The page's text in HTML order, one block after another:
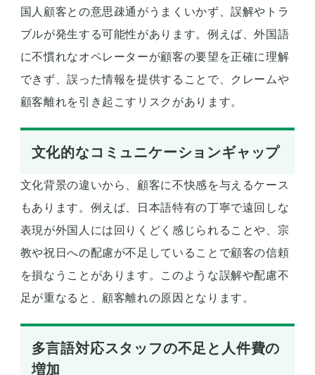
国人顧客との意思疎通がうまくいかず、誤解やトラ
ブルが発生する可能性があります。例えば、外国語
に不慣れなオペレーターが顧客の要望を正確に理解
できず、誤った情報を提供することで、クレームや
顧客離れを引き起こすリスクがあります。
文化的なコミュニケーションギャップ
文化背景の違いから、顧客に不快感を与えるケース
もあります。例えば、日本語特有の丁寧で遠回しな
表現が外国人には回りくどく感じられることや、宗
教や祝日への配慮が不足していることで顧客の信頼
を損なうことがあります。このような誤解や配慮不
足が重なると、顧客離れの原因となります。
多言語対応スタッフの不足と人件費の
増加